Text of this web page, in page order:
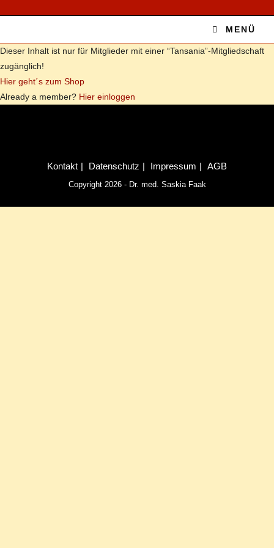
MENÜ
Die­ser In­halt ist nur für Mit­glie­der mit ei­ner “Tansania”-Mitgliedschaft
zu­gäng­lich!
Hier geht´s zum Shop
Al­re­a­dy a mem­ber? Hier ein­log­gen
Kon­takt Da­ten­schutz Im­pres­sum AGB
Copyright 2026 - Dr. med. Saskia Faak